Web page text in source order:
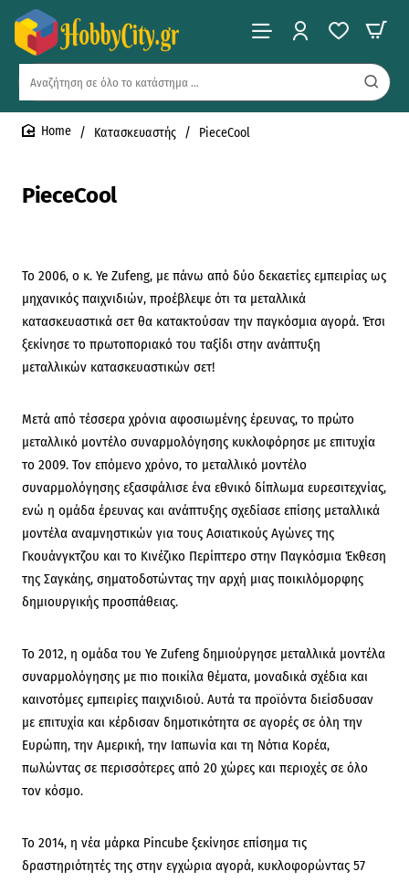
Αναζήτηση
όλο
το
PieceCool
Κατασκευαστής PieceCool
Το 2006, ο κ. Ye Zufeng, με πάνω από δύο δεκαετίες εμπειρίας ως
μηχανικός παιχνιδιών, προέβλεψε ότι τα μεταλλικά
κατασκευαστικά σετ θα κατακτούσαν την παγκόσμια αγορά. Έτσι
ξεκίνησε το πρωτοποριακό του ταξίδι στην ανάπτυξη
μεταλλικών κατασκευαστικών σετ!
Μετά από τέσσερα χρόνια αφοσιωμένης έρευνας, το πρώτο
μεταλλικό μοντέλο συναρμολόγησης κυκλοφόρησε με επιτυχία
το 2009. Τον επόμενο χρόνο, το μεταλλικό μοντέλο
συναρμολόγησης εξασφάλισε ένα εθνικό δίπλωμα ευρεσιτεχνίας,
ενώ η ομάδα έρευνας και ανάπτυξης σχεδίασε επίσης μεταλλικά
μοντέλα αναμνηστικών για τους Ασιατικούς Αγώνες της
Γκουάνγκτζου και το Κινέζικο Περίπτερο στην Παγκόσμια Έκθεση
της Σαγκάης, σηματοδοτώντας την αρχή μιας ποικιλόμορφης
δημιουργικής προσπάθειας.
Το 2012, η ομάδα του Ye Zufeng δημιούργησε μεταλλικά μοντέλα
συναρμολόγησης με πιο ποικίλα θέματα, μοναδικά σχέδια και
καινοτόμες εμπειρίες παιχνιδιού. Αυτά τα προϊόντα διείσδυσαν
με επιτυχία και κέρδισαν δημοτικότητα σε αγορές σε όλη την
Ευρώπη, την Αμερική, την Ιαπωνία και τη Νότια Κορέα,
πωλώντας σε περισσότερες από 20 χώρες και περιοχές σε όλο
τον κόσμο.
Το 2014, η νέα μάρκα Pincube ξεκίνησε επίσημα τις
δραστηριότητές της στην εγχώρια αγορά, κυκλοφορώντας 57